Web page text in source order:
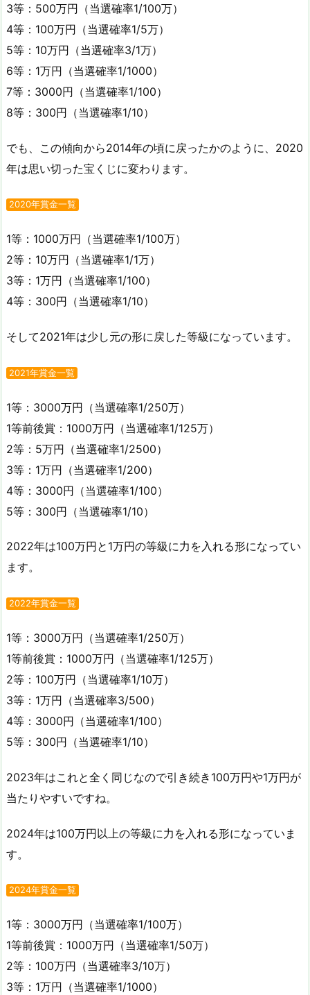
3等：500万円（当選確率1/100万）
4等：100万円（当選確率1/5万）
5等：10万円（当選確率3/1万）
6等：1万円（当選確率1/1000）
7等：3000円（当選確率1/100）
8等：300円（当選確率1/10）
でも、この傾向から2014年の頃に戻ったかのように、2020
年は思い切った宝くじに変わります。
2020年賞金一覧
1等：1000万円（当選確率1/100万）
2等：10万円（当選確率1/1万）
3等：1万円（当選確率1/100）
4等：300円（当選確率1/10）
そして2021年は少し元の形に戻した等級になっています。
2021年賞金一覧
1等：3000万円（当選確率1/250万）
1等前後賞：1000万円（当選確率1/125万）
2等：5万円（当選確率1/2500）
3等：1万円（当選確率1/200）
4等：3000円（当選確率1/100）
5等：300円（当選確率1/10）
2022年は100万円と1万円の等級に力を入れる形になってい
ます。
2022年賞金一覧
1等：3000万円（当選確率1/250万）
1等前後賞：1000万円（当選確率1/125万）
2等：100万円（当選確率1/10万）
3等：1万円（当選確率3/500）
4等：3000円（当選確率1/100）
5等：300円（当選確率1/10）
2023年はこれと全く同じなので引き続き100万円や1万円が
当たりやすいですね。
2024年は100万円以上の等級に力を入れる形になっていま
す。
2024年賞金一覧
1等：3000万円（当選確率1/100万）
1等前後賞：1000万円（当選確率1/50万）
2等：100万円（当選確率3/10万）
3等：1万円（当選確率1/1000）